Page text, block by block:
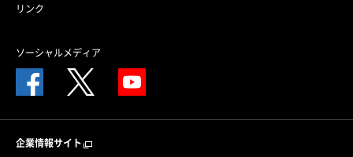
リンク
ソーシャルメディア
企業情報サイト